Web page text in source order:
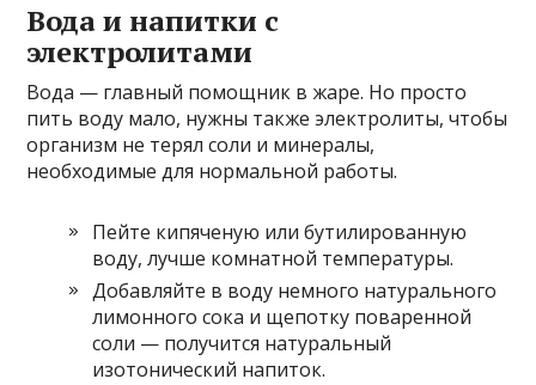
Вода и напитки с
электролитами
Вода — главный помощник в жаре. Но просто
пить воду мало, нужны также электролиты, чтобы
организм не терял соли и минералы,
необходимые для нормальной работы.
Пейте кипяченую или бутилированную
воду, лучше комнатной температуры.
Добавляйте в воду немного натурального
лимонного сока и щепотку поваренной
соли — получится натуральный
изотонический напиток.